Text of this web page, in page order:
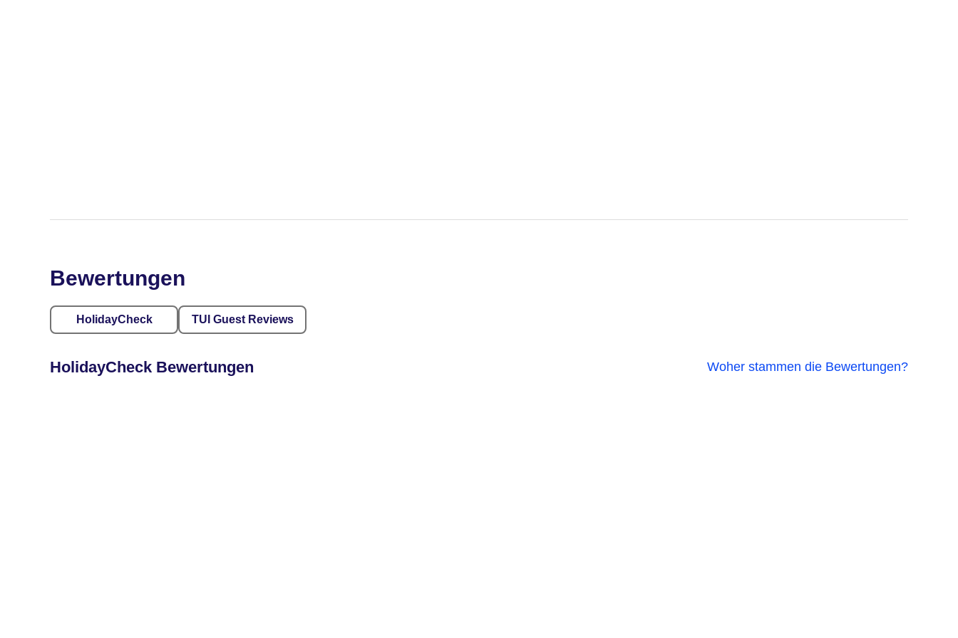
Bewertungen
HolidayCheck TUI Guest Reviews
HolidayCheck Bewertungen Woher stammen die Bewertungen?